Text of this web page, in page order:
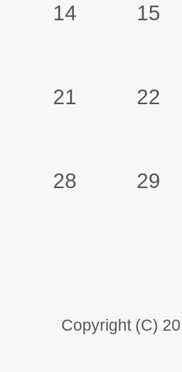
14 15
21 22
28 29
Copyright (C)